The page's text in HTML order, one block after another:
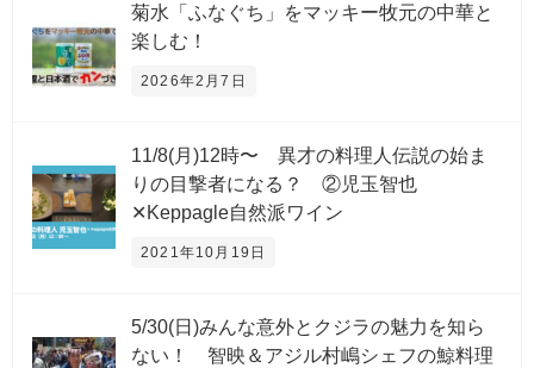
菊水「ふなぐち」をマッキー牧元の中華と
楽しむ！
2026年2月7日
11/8(月)12時〜 異才の料理人伝説の始ま
りの目撃者になる？ ②児玉智也
✕Keppagle自然派ワイン
2021年10月19日
5/30(日)みんな意外とクジラの魅力を知ら
ない！ 智映＆アジル村嶋シェフの鯨料理